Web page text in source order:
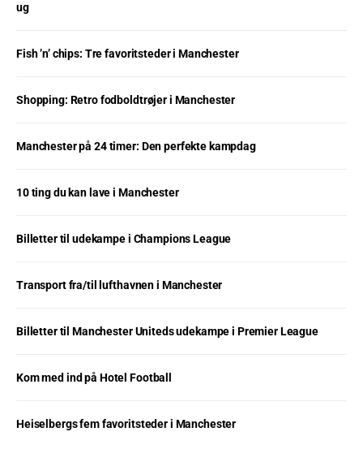
ug
Fish ’n’ chips: Tre favoritsteder i Manchester
Shopping: Retro fodboldtrøjer i Manchester
Manchester på 24 timer: Den perfekte kampdag
10 ting du kan lave i Manchester
Billetter til udekampe i Champions League
Transport fra/til lufthavnen i Manchester
Billetter til Manchester Uniteds udekampe i Premier League
Kom med ind på Hotel Football
Heiselbergs fem favoritsteder i Manchester